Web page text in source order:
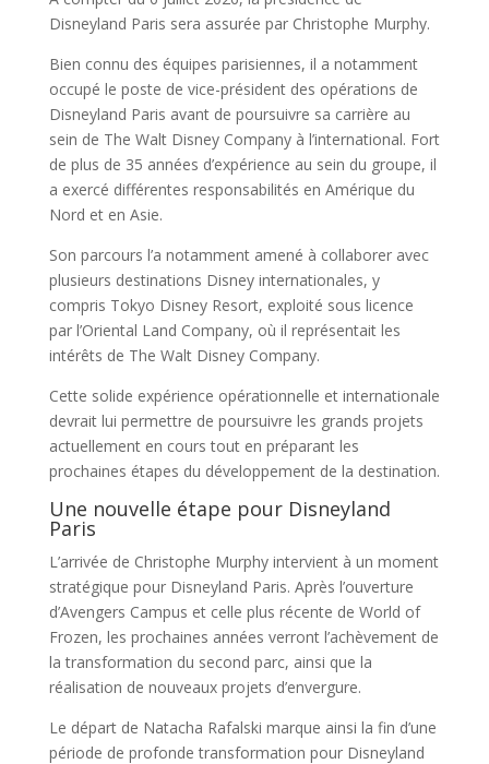
Disneyland Paris sera assurée par Christophe Murphy.
Bien connu des équipes parisiennes, il a notamment
occupé le poste de vice-président des opérations de
Disneyland Paris avant de poursuivre sa carrière au
sein de The Walt Disney Company à l’international. Fort
de plus de 35 années d’expérience au sein du groupe, il
a exercé différentes responsabilités en Amérique du
Nord et en Asie.
Son parcours l’a notamment amené à collaborer avec
plusieurs destinations Disney internationales, y
compris Tokyo Disney Resort, exploité sous licence
par l’Oriental Land Company, où il représentait les
intérêts de The Walt Disney Company.
Cette solide expérience opérationnelle et internationale
devrait lui permettre de poursuivre les grands projets
actuellement en cours tout en préparant les
prochaines étapes du développement de la destination.
Une nouvelle étape pour Disneyland
Paris
L’arrivée de Christophe Murphy intervient à un moment
stratégique pour Disneyland Paris. Après l’ouverture
d’Avengers Campus et celle plus récente de World of
Frozen, les prochaines années verront l’achèvement de
la transformation du second parc, ainsi que la
réalisation de nouveaux projets d’envergure.
Le départ de Natacha Rafalski marque ainsi la fin d’une
période de profonde transformation pour Disneyland